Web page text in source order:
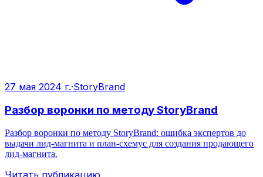
27 мая 2024 г.·StoryBrand
Разбор воронки по методу StoryBrand
Разбор воронки по методу StoryBrand: ошибка экспертов до
выдачи лид-магнита и план-схемус для создания продающего
лид-магнита.
Читать публикацию